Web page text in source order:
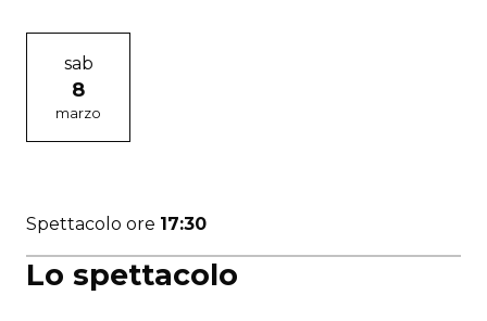
Lo spettacolo
sab
8
marzo
Spettacolo ore 17:30